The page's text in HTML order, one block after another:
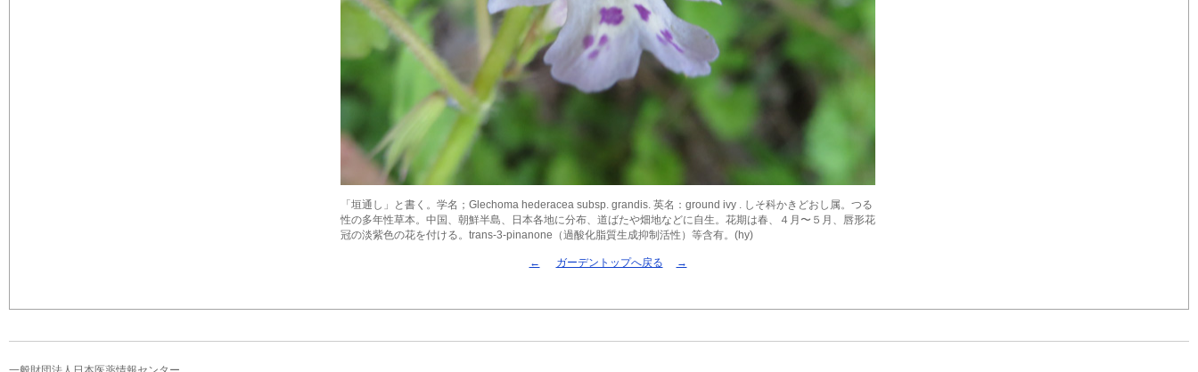
「垣通し」と書く。学名；Glechoma hederacea subsp. grandis. 英名：ground ivy . しそ科かきどおし属。つる
性の多年性草本。中国、朝鮮半島、日本各地に分布、道ばたや畑地などに自生。花期は春、４月〜５月、唇形花
冠の淡紫色の花を付ける。trans-3-pinanone（過酸化脂質生成抑制活性）等含有。(hy)
← ガーデントップへ戻る →